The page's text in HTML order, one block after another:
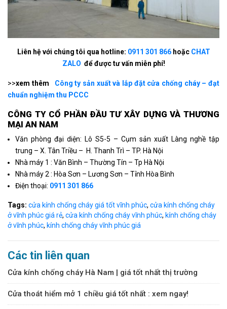
Liên hệ với chúng tôi qua hotline: 0911 301 866hoặcCHAT
ZALO để được tư vấn miễn phí!
>>xem thêm
Công ty sản xuất và lắp đặt cửa chống cháy – đạt
chuẩn nghiệm thu PCCC
CÔNG TY CỔ PHẦN ÐẦU TƯ XÂY DỰNG VÀ THƯƠNG
MẠI AN NAM
Văn phòng đại diện: Lô S5-5 – Cụm sản xuất Làng nghề tập
trung – X. Tân Triều – H. Thanh Trì – TP. Hà Nội
Nhà máy 1 : Văn Bình – Thường Tín – Tp Hà Nội
Nhà máy 2 : Hòa Sơn – Lương Sơn – Tỉnh Hòa Bình
Điện thoại: 0911 301 866
Tags: cửa kính chống cháy giá tốt vĩnh phúc, cửa kính chống cháy
ở vĩnh phúc giá rẻ, cửa kính chống cháy vĩnh phúc, kính chống cháy
ở vĩnh phúc, kính chống cháy vĩnh phúc giá
Các tin liên quan
Cửa kính chống cháy Hà Nam | giá tốt nhất thị trường
Cửa thoát hiểm mở 1 chiều giá tốt nhất : xem ngay!